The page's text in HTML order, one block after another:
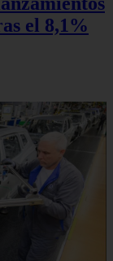
el 8,1%